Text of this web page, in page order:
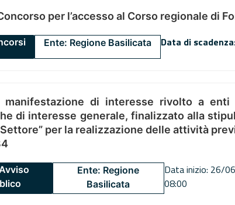
per l’accesso al Corso regionale di
Ente: Regione Basilicata Data di scadenza
manifestazione di interesse rivolto a
di interesse generale, finalizzato alla
per la realizzazione delle attività
Ente: Regione
Basilicata
Data inizio: 26/
08:00